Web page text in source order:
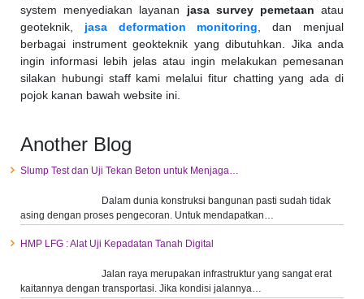
system menyediakan layanan jasa survey pemetaan atau
geoteknik, jasa deformation monitoring , dan menjual
berbagai instrument geokteknik yang dibutuhkan. Jika anda
ingin informasi lebih jelas atau ingin melakukan pemesanan
silakan hubungi staff kami melalui fitur chatting yang ada di
pojok kanan bawah website ini.
Another Blog
Slump Test dan Uji Tekan Beton untuk Menjaga…
Dalam dunia konstruksi bangunan pasti sudah tidak
asing dengan proses pengecoran. Untuk mendapatkan…
HMP LFG : Alat Uji Kepadatan Tanah Digital
Jalan raya merupakan infrastruktur yang sangat erat
kaitannya dengan transportasi. Jika kondisi jalannya…